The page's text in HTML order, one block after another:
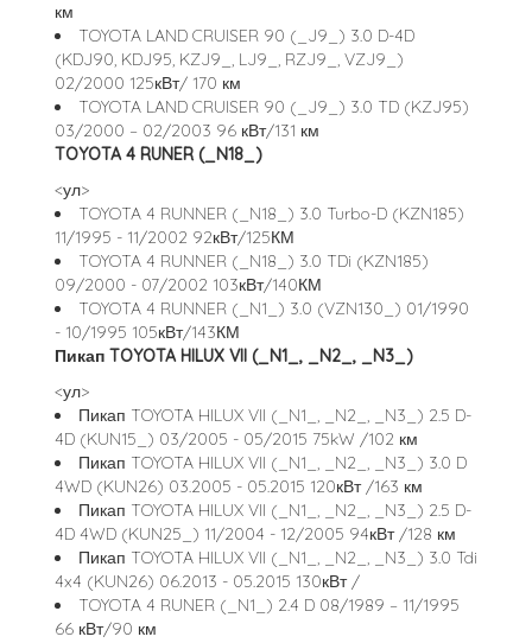
км
TOYOTA LAND CRUISER 90 (_J9_) 3.0 D-4D
(KDJ90, KDJ95, KZJ9_, LJ9_, RZJ9_, VZJ9_)
02/2000 125кВт/ 170 км
TOYOTA LAND CRUISER 90 (_J9_) 3.0 TD (KZJ95)
03/2000 – 02/2003 96 кВт/131 км
TOYOTA 4 RUNER (_N18_)
<ул>
TOYOTA 4 RUNNER (_N18_) 3.0 Turbo-D (KZN185)
11/1995 - 11/2002 92кВт/125КМ
TOYOTA 4 RUNNER (_N18_) 3.0 TDi (KZN185)
09/2000 - 07/2002 103кВт/140КМ
TOYOTA 4 RUNNER (_N1_) 3.0 (VZN130_) 01/1990
- 10/1995 105кВт/143КМ
Пикап TOYOTA HILUX VII (_N1_, _N2_, _N3_)
<ул>
Пикап TOYOTA HILUX VII (_N1_, _N2_, _N3_) 2.5 D-
4D (KUN15_) 03/2005 - 05/2015 75kW /102 км
Пикап TOYOTA HILUX VII (_N1_, _N2_, _N3_) 3.0 D
4WD (KUN26) 03.2005 - 05.2015 120кВт /163 км
Пикап TOYOTA HILUX VII (_N1_, _N2_, _N3_) 2.5 D-
4D 4WD (KUN25_) 11/2004 - 12/2005 94кВт /128 км
Пикап TOYOTA HILUX VII (_N1_, _N2_, _N3_) 3.0 Tdi
4x4 (KUN26) 06.2013 - 05.2015 130кВт /
TOYOTA 4 RUNER (_N1_) 2.4 D 08/1989 – 11/1995
66 кВт/90 км